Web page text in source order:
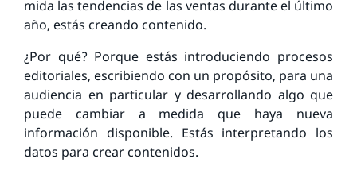
mida las tendencias de las ventas durante el último
año, estás creando contenido.
¿Por qué? Porque estás introduciendo procesos
editoriales, escribiendo con un propósito, para una
audiencia en particular y desarrollando algo que
puede cambiar a medida que haya nueva
información disponible. Estás interpretando los
datos para crear contenidos.